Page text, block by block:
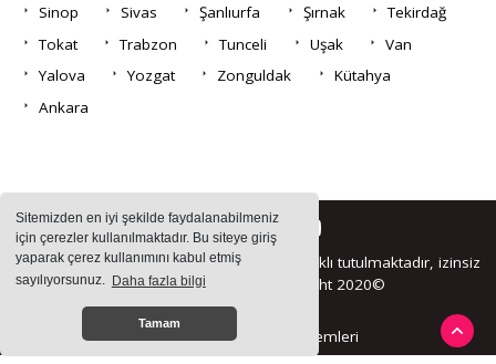
Sitemizden en iyi şekilde faydalanabilmeniz
için çerezler kullanılmaktadır. Bu siteye giriş
yaparak çerez kullanımını kabul etmiş
sayılıyorsunuz. Daha fazla bilgi
Tamam
Sinop
Sivas Şanlıurfa Şırnak
Tekirdağ
Tokat
Trabzon Tunceli Uşak
Van
Yalova
Yozgat Zonguldak
Kütahya
Ankara
Sitemizde bulunan içeriklerin tüm hakları saklı tutulmaktadır, izinsiz
içerikler kullanılamaz. Copyright 2020©
Haber Yazılımı: Haber Sistemleri